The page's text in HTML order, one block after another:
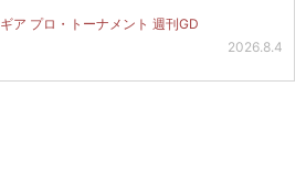
ギア プロ・トーナメント 週刊GD
2026.8.4